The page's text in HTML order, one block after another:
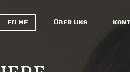
Filme Über uns